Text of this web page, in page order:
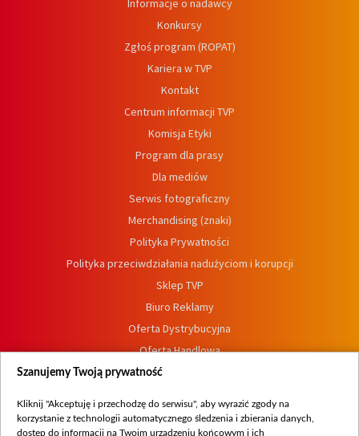
Informacje o nadawcy
Konkursy
Zgłoś program (ROPAT)
Kariera w TVP
Kontakt
Centrum informacji TVP
Komisja Etyki
Program dla prasy
Dla mediów
Serwis fotograficzny
Merchandising (znaki)
Polityka Prywatności
Polityka przeciwdziałania nadużyciom i korupcji
Sklep TVP
Biuro Reklamy
Oferta Dystrybucyjna
Oferta Handlowa
Dostępność
Procedura zgłoszeń wewnętrznych
Szanujemy Twoją prywatność
Kliknij "Akceptuję i przechodzę do serwisu", aby wyrazić zgody na
korzystanie z technologii automatycznego śledzenia i zbierania danych,
dostęp do informacji na Twoim urządzeniu końcowym i ich